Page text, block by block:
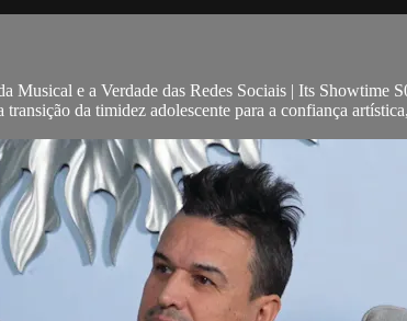
Musical e a Verdade das Redes Sociais | Its
transição da timidez adolescente para a confiança